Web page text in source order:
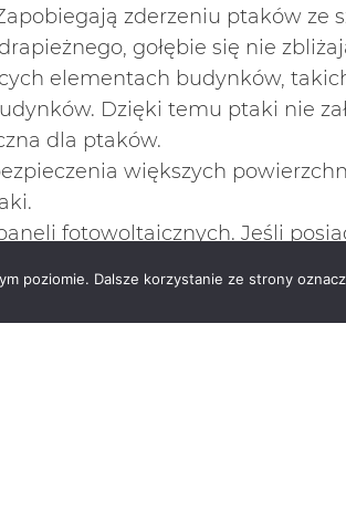
zderzeniu ptaków ze
gołębie się nie
elementach budynków,
Dzięki temu ptaki nie
dla ptaków.
większych
fotowoltaicznych. Jeśli
poziomie. Dalsze korzystanie ze strony